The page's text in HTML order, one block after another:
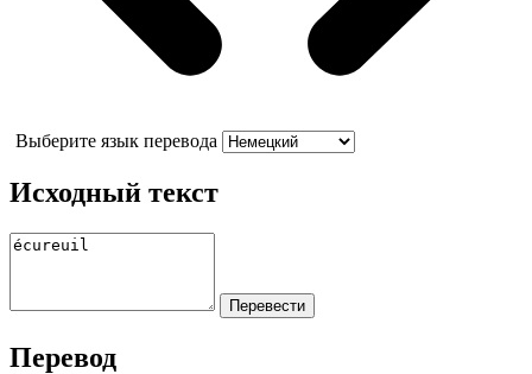
Выберите язык перевода
Исходный текст
Перевод